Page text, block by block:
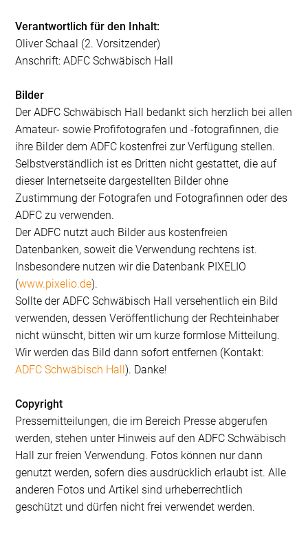
Verantwortlich für den Inhalt:
Oliver Schaal (2. Vorsitzender)
Anschrift: ADFC Schwäbisch Hall
Bilder
Der ADFC Schwäbisch Hall bedankt sich herzlich bei allen
Amateur- sowie Profifotografen und -fotografinnen, die
ihre Bilder dem ADFC kostenfrei zur Verfügung stellen.
Selbstverständlich ist es Dritten nicht gestattet, die auf
dieser Internetseite dargestellten Bilder ohne
Zustimmung der Fotografen und Fotografinnen oder des
ADFC zu verwenden.
Der ADFC nutzt auch Bilder aus kostenfreien
Datenbanken, soweit die Verwendung rechtens ist.
Insbesondere nutzen wir die Datenbank PIXELIO
(www.pixelio.de).
Sollte der ADFC Schwäbisch Hall versehentlich ein Bild
verwenden, dessen Veröffentlichung der Rechteinhaber
nicht wünscht, bitten wir um kurze formlose Mitteilung.
Wir werden das Bild dann sofort entfernen (Kontakt:
ADFC Schwäbisch Hall ). Danke!
Copyright
Pressemitteilungen, die im Bereich Presse abgerufen
werden, stehen unter Hinweis auf den ADFC Schwäbisch
Hall zur freien Verwendung. Fotos können nur dann
genutzt werden, sofern dies ausdrücklich erlaubt ist. Alle
anderen Fotos und Artikel sind urheberrechtlich
geschützt und dürfen nicht frei verwendet werden.